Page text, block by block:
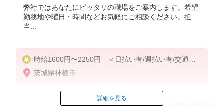
弊社ではあなたにピッタリの職場をご案内します。希望
勤務地や曜日・時間などお気軽にご相談ください。担
当...
時給1600円〜2250円 ＜日払い有/週払い有/交通費
全支給(ガソリン代含む)＞
茨城県神栖市
ID：AE0610051519
詳細を見る